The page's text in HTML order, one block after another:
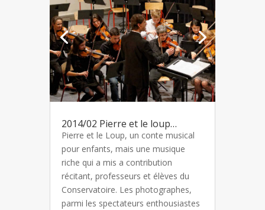
2014/02 Pierre et le loup…
Pierre et le Loup, un conte musical
pour enfants, mais une musique
riche qui a mis a contribution
récitant, professeurs et élèves du
Conservatoire. Les photographes,
parmi les spectateurs enthousiastes